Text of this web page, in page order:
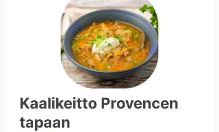
Kaalikeitto Provencen
tapaan